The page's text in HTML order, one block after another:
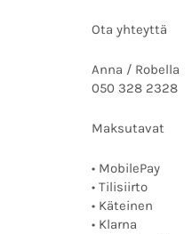
Ota yhteyttä
Anna / Robella
050 328 2328
Maksutavat
• MobilePay
• Tilisiirto
• Käteinen
• Klarna